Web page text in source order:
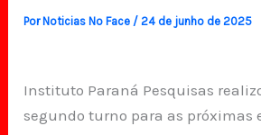
PorNoticias No Face /24 de junho de 2025
Instituto Paraná Pesquisas
segundo turno para as próximas